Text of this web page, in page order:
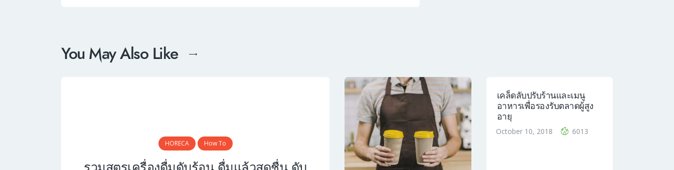
You May Also Like
HORECA How To
เคล็ดลับปรับร้านและเมนู
อาหารเพื่อรองรับตลาดผู้สูง
อายุ
October 10, 2018 6013